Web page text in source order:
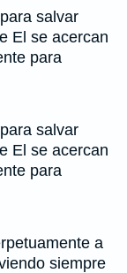
salvar
El se acercan
para
salvar
El se acercan
para
a
siempre